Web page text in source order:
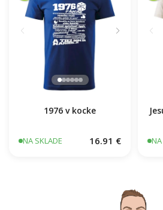
1976 v kocke
NA SKLADE 16.91 €